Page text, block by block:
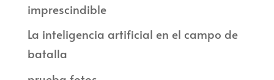
imprescindible
La inteligencia artificial en el campo de
batalla